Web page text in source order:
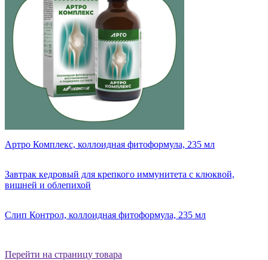
Артро Комплекс, коллоидная фитоформула, 235 мл
Завтрак кедровый для крепкого иммунитета с клюквой,
вишней и облепихой
Слип Контрол, коллоидная фитоформула, 235 мл
Перейти на страницу товара